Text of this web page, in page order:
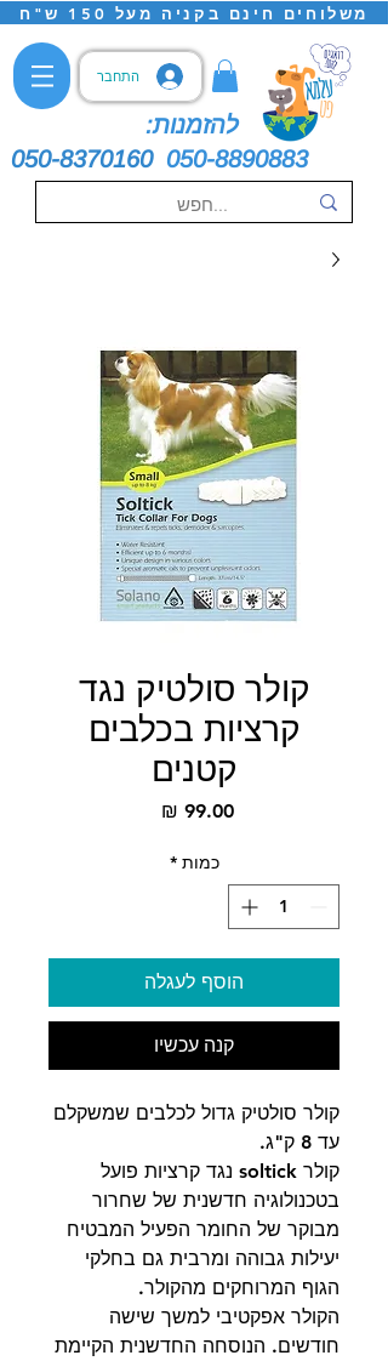
משלוחים חינם בקניה מעל 150 ש"ח
התחבר
להזמנות:
050-8370160 050-8890883
קולר סולטיק נגד
קרציות בכלבים
קטנים
‏99.00 ‏₪
כמות *
הוסף לעגלה
קנה עכשיו
קולר סולטיק גדול לכלבים שמשקלם
עד 8 ק"ג.
קולר soltick נגד קרציות פועל
בטכנולוגיה חדשנית של שחרור
מבוקר של החומר הפעיל המבטיח
יעילות גבוהה ומרבית גם בחלקי
הגוף המרוחקים מהקולר.
הקולר אפקטיבי למשך שישה
חודשים. הנוסחה החדשנית הקיימת